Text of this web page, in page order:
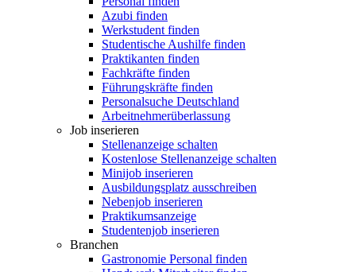
Azubi finden
Werkstudent finden
Studentische Aushilfe finden
Praktikanten finden
Fachkräfte finden
Führungskräfte finden
Personalsuche Deutschland
Arbeitnehmerüberlassung
Job inserieren
Stellenanzeige schalten
Kostenlose Stellenanzeige schalten
Minijob inserieren
Ausbildungsplatz ausschreiben
Nebenjob inserieren
Praktikumsanzeige
Studentenjob inserieren
Branchen
Gastronomie Personal finden